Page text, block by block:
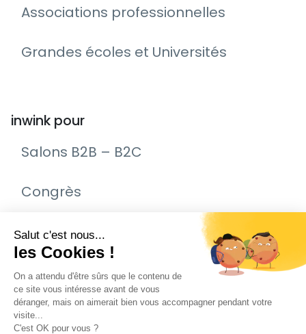
Associations professionnelles
Grandes écoles et Universités
inwink pour
Salons B2B – B2C
Congrès
Remise de prix – Awards
Journée Portes Ouvertes (JPO)